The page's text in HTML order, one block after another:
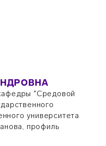
"Средовой
университета
профиль